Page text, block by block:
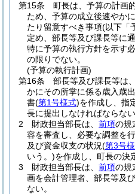
第15条
町長は、予算の計画
ため、予算の成立後速やか
たり留意すべき事項(以下「
定め、部長等及び課長等に
特に予算の執行方針を示す
の限りでない。
(予算の執行計画)
第16条
部長等及び課長等は
かにその所掌に係る歳入歳
書(第1号様式)を作成し、指
長に提出しなければならない
2
財政担当部長は、 前項の規
容を審査し、必要な調整を
及び資金収支の状況(第3号
いう。)を作成し、町長の決
3
財政担当部長は、 前項の規
画を会計管理者、部長等及
ない。